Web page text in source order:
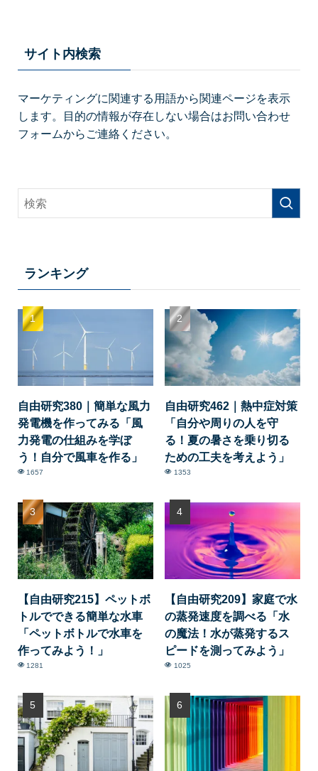
サイト内検索
マーケティングに関連する用語から関連ページを表示
します。目的の情報が存在しない場合はお問い合わせ
フォームからご連絡ください。
ランキング
自由研究380｜簡単な風力
発電機を作ってみる「風
力発電の仕組みを学ぼ
う！自分で風車を作る」
1657
自由研究462｜熱中症対策
「自分や周りの人を守
る！夏の暑さを乗り切る
ための工夫を考えよう」
1353
【自由研究215】ペットボ
トルでできる簡単な水車
「ペットボトルで水車を
作ってみよう！」
1281
【自由研究209】家庭で水
の蒸発速度を調べる「水
の魔法！水が蒸発するス
ピードを測ってみよう」
1025